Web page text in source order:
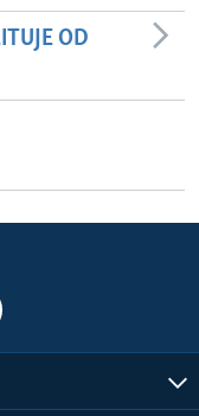
OD